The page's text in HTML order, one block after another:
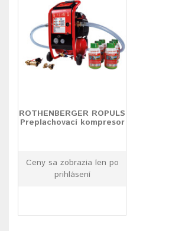
ROTHENBERGER ROPULS
Preplachovací kompresor
Ceny sa zobrazia len po
prihlásení